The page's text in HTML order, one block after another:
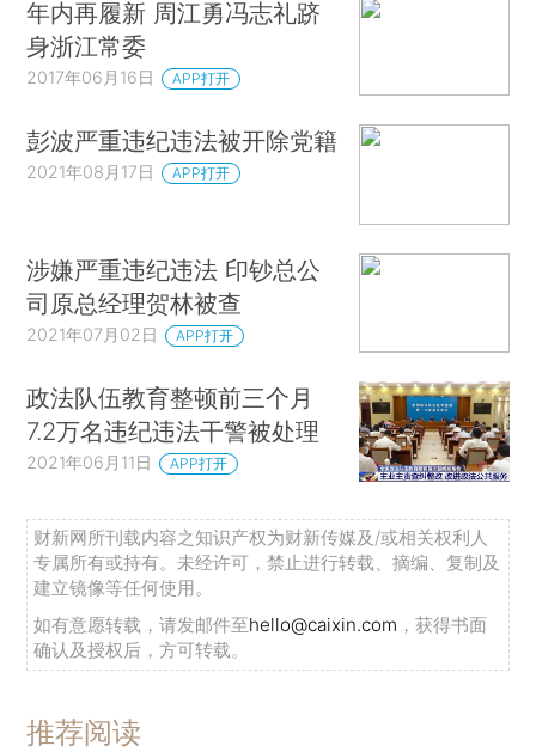
年内再履新 周江勇冯志礼跻
身浙江常委
2017年06月16日 APP打开
彭波严重违纪违法被开除党籍
2021年08月17日 APP打开
涉嫌严重违纪违法 印钞总公
司原总经理贺林被查
2021年07月02日 APP打开
政法队伍教育整顿前三个月
7.2万名违纪违法干警被处理
2021年06月11日 APP打开
财新网所刊载内容之知识产权为财新传媒及/或相关权利人
专属所有或持有。未经许可，禁止进行转载、摘编、复制及
建立镜像等任何使用。
如有意愿转载，请发邮件至hello@caixin.com ，获得书面
确认及授权后，方可转载。
推荐阅读